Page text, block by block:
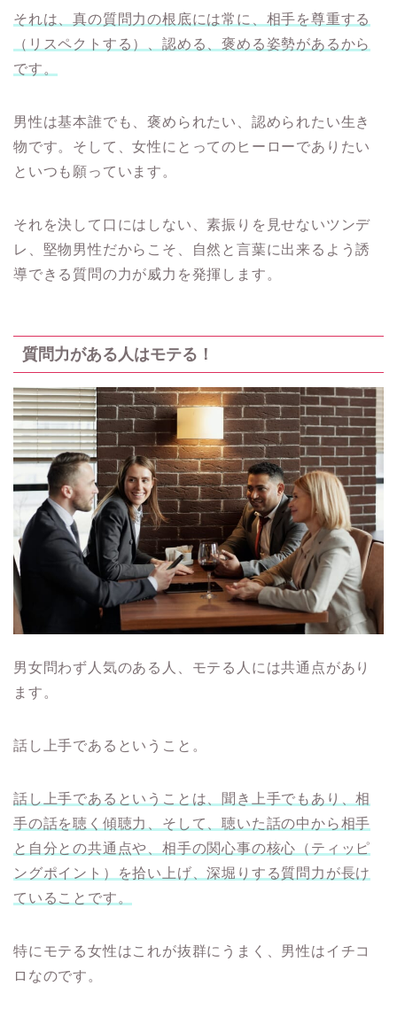
それは、真の質問力の根底には常に、相手を尊重する
（リスペクトする）、認める、褒める姿勢があるから
です。
男性は基本誰でも、褒められたい、認められたい生き
物です。そして、女性にとってのヒーローでありたい
といつも願っています。
それを決して口にはしない、素振りを見せないツンデ
レ、堅物男性だからこそ、自然と言葉に出来るよう誘
導できる質問の力が威力を発揮します。
質問力がある人はモテる！
男女問わず人気のある人、モテる人には共通点があり
ます。
話し上手であるということ。
話し上手であるということは、聞き上手でもあり、相
手の話を聴く傾聴力、そして、聴いた話の中から相手
と自分との共通点や、相手の関心事の核心（ティッピ
ングポイント）を拾い上げ、深堀りする質問力が長け
ていることです。
特にモテる女性はこれが抜群にうまく、男性はイチコ
ロなのです。